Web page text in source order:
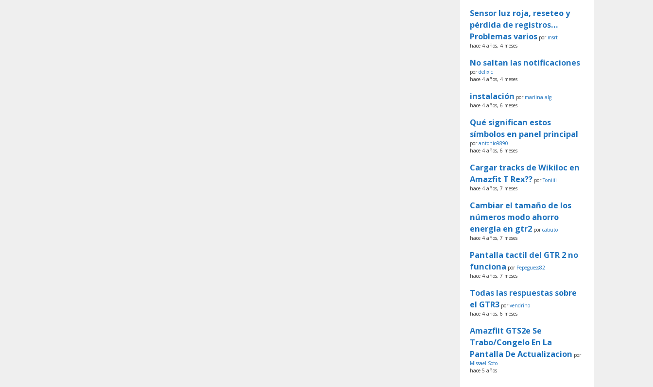
Sensor luz roja, reseteo y
pérdida de registros…
Problemas varios por msrt
hace 4 años, 4 meses
No saltan las notificaciones
pordelixic
hace 4 años, 4 meses
instalación por mariina.alg
hace 4 años, 6 meses
Qué significan estos
símbolos en panel principal
porantonio9890
hace 4 años, 6 meses
Cargar tracks de Wikiloc en
Amazfit T Rex?? porToniiii
hace 4 años, 7 meses
Cambiar el tamaño de los
números modo ahorro
energía en gtr2 porcabuto
hace 4 años, 7 meses
Pantalla tactil del GTR 2 no
funciona por Pepeguess82
hace 4 años, 7 meses
Todas las respuestas sobre
el GTR3 porvendrino
hace 4 años, 6 meses
Amazfiit GTS2e Se
Trabo/Congelo En La
Pantalla De Actualizacion por
Missael Soto
hace 5 años